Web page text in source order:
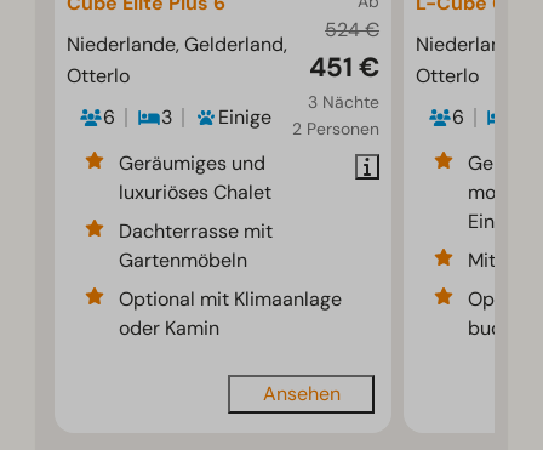
524 €
451 €
3 Nächte
2 Personen
Niederlande, Gelderland,
Otterlo
6
3
Einige
Geräumiges und
luxuriöses Chalet
Dachterrasse mit
Gartenmöbeln
Optional mit Klimaanlage
oder Kamin
Ansehen
Niederlande,
Otterlo
6
Mit
buchbar